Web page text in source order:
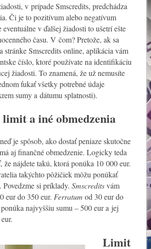
v prípade Smscredits, predchádza
Či je to pozitívum alebo negatívum
eventuálne v ďalšej žiadosti to ušetrí ešte
času. V čom? Pretože, ak sa
stránke Smscredits online, aplikácia vám
číslo, ktoré používate na identifikáciu
žiadosti. To znamená, že už nemusíte
ťukať všetky potrebné údaje
sumy a dátumu splatnosti).
a iné obmedzenia
je spôsob, ako dostať peniaze skutočne
aj finančné obmedzenie. Logicky teda
že nájdete takú, ktorá ponúka 10 000 eur.
takýchto pôžičiek môžu ponúkať
Povedzme si príklady. Smscreditsvám
eur do 350 eur. Ferratum od 30 eur do
najvyššiu sumu – 500 eur a jej
Limit